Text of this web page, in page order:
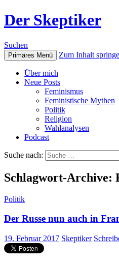
Der Skeptiker
Suchen
Primäres Menü Zum Inhalt
Über mich
Neue Posts
Feminismus
Feministische Mythen
Politik
Religion
Wahlanalysen
Podcast
Suche nach:
Schlagwort-Archive:
Politik
Der Russe nun auch in
19. Februar 2017 Skeptiker